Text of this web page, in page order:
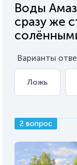
Воды
сразу же
Варианты
Ложь
2 вопрос